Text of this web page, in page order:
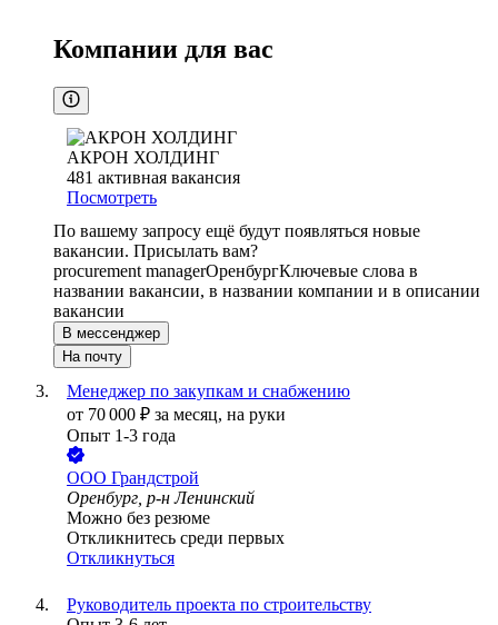
Компании для вас
АКРОН ХОЛДИНГ
481 активная вакансия
Посмотреть
По вашему запросу ещё будут появляться новые
вакансии. Присылать вам?
procurement managerОренбургКлючевые слова в
названии вакансии, в названии компании и в описании
вакансии
В мессенджер
На почту
Менеджер по закупкам и снабжению
от 70 000 ₽ за месяц, на руки
Опыт 1-3 года
ООО Грандстрой
Оренбург, р-н Ленинский
Можно без резюме
Откликнитесь среди первых
Откликнуться
Руководитель проекта по строительству